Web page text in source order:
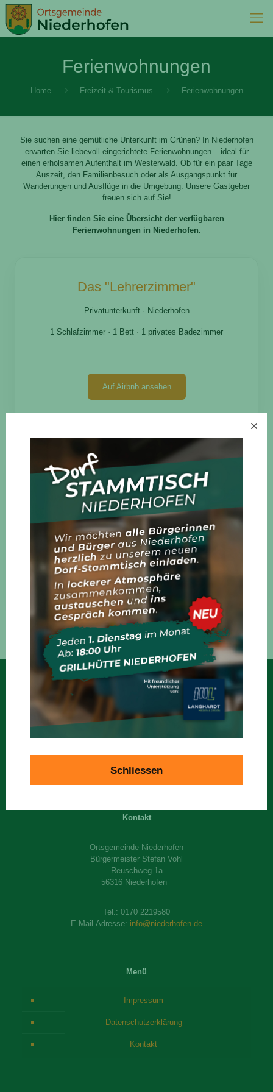
Ferienwohnungen
Home Freizeit & Tourismus Ferienwohnungen
Sie suchen eine gemütliche Unterkunft im Grünen? In Niederhofen
erwarten Sie liebevoll eingerichtete Ferienwohnungen – ideal für
einen erholsamen Aufenthalt im Westerwald. Ob für ein paar Tage
Auszeit, den Familienbesuch oder als Ausgangspunkt für
Wanderungen und Ausflüge in die Umgebung: Unsere Gastgeber
freuen sich auf Sie!
Hier finden Sie eine Übersicht der verfügbaren
Ferienwohnungen in Niederhofen.
Das "Lehrerzimmer"
Privatunterkunft · Niederhofen
1 Schlafzimmer · 1 Bett · 1 privates Badezimmer
Auf Airbnb ansehen
MaBo's Ranchhaus
Blockhütte · Niederhofen
1 Schlafzimmer · 3 Betten · 1 Badezimmer
Auf Airbnb ansehen
Kontakt
Ortsgemeinde Niederhofen
Bürgermeister Stefan Vohl
Reuschweg 1a
56316 Niederhofen
Tel.: 0170 2219580
E-Mail-Adresse: info@niederhofen.de
Menü
Impressum
Datenschutzerklärung
Kontakt
Schliessen